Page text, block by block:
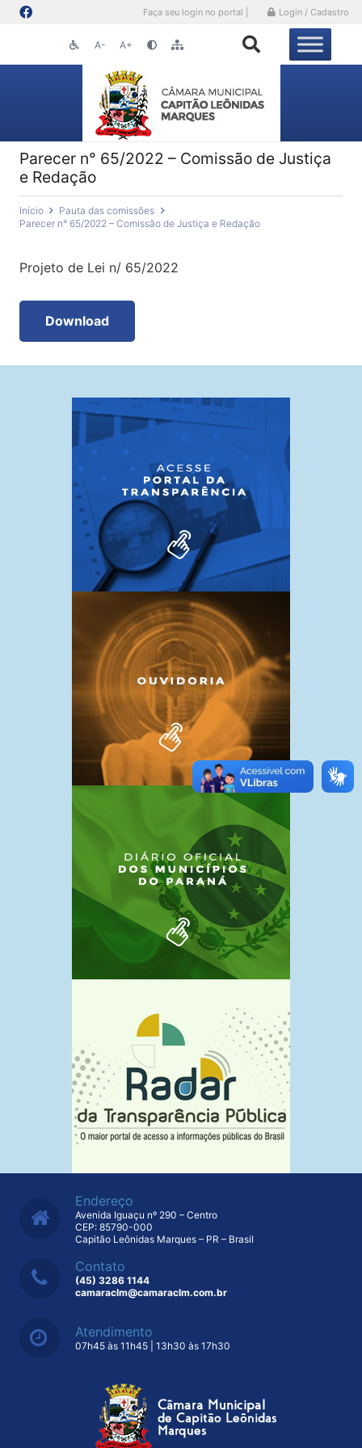
Faça seu login no portal | Login / Cadastro
A- A+
Parecer n° 65/2022 – Comissão de Justiça
e Redação
Início
Pauta das comissões
Parecer n° 65/2022 – Comissão de Justiça e Redação
Projeto de Lei n/ 65/2022
Download
Endereço
Avenida Iguaçu nº 290 – Centro
CEP: 85790-000
Capitão Leônidas Marques – PR – Brasil
Contato
(45) 3286 1144
camaraclm@camaraclm.com.br
Atendimento
07h45 às 11h45 | 13h30 às 17h30